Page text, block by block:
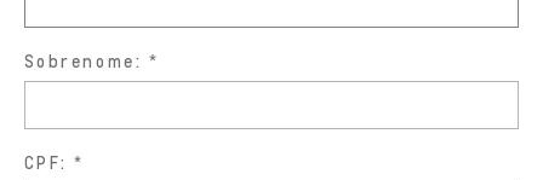
Sobrenome:
CPF: